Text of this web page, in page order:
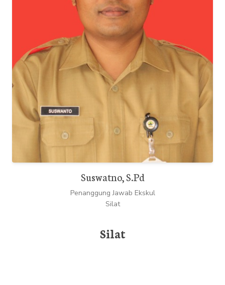
Suswatno, S.Pd
Penanggung Jawab Ekskul
Silat
Silat